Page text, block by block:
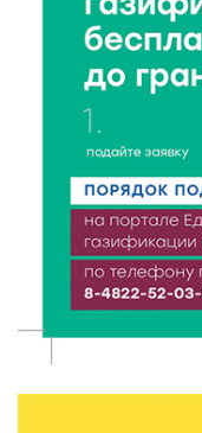
сентября
6 Авг 2026 15:01
От Твери до
Владимира
6 Авг 2026 14:55
В Твери создали
добавок,
сельхозживотных
Мультфильм
ленту по мотивам